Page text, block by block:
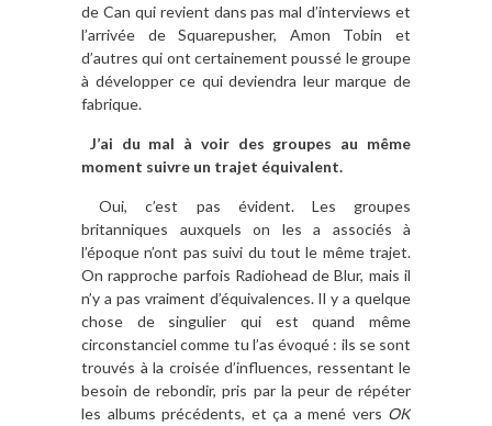
de Can qui revient dans pas mal d’interviews et
l’arrivée de Squarepusher, Amon Tobin et
d’autres qui ont certainement poussé le groupe
à développer ce qui deviendra leur marque de
fabrique.
J’ai du mal à voir des groupes au même
moment suivre un trajet équivalent.
Oui, c’est pas évident. Les groupes
britanniques auxquels on les a associés à
l’époque n’ont pas suivi du tout le même trajet.
On rapproche parfois Radiohead de Blur, mais il
n’y a pas vraiment d’équivalences. Il y a quelque
chose de singulier qui est quand même
circonstanciel comme tu l’as évoqué : ils se sont
trouvés à la croisée d’influences, ressentant le
besoin de rebondir, pris par la peur de répéter
les albums précédents, et ça a mené vers OK